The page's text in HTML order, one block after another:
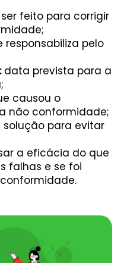
feito para corrigir
responsabiliza pelo
data prevista para a
causou o
não conformidade;
solução para evitar
a eficácia do que
falhas e se foi